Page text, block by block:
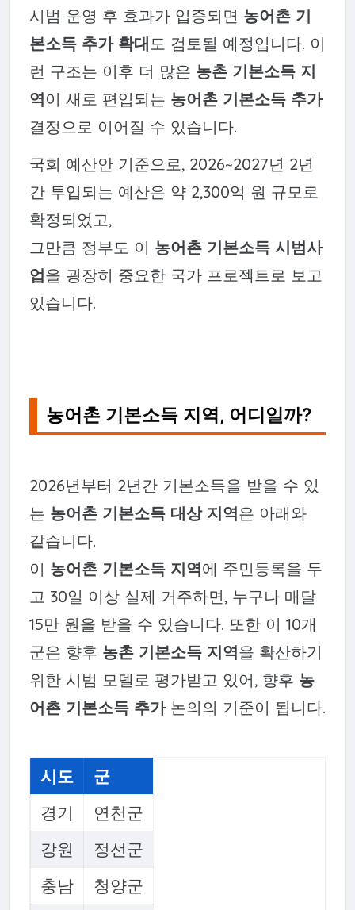
시범 운영 후 효과가 입증되면 농어촌 기
본소득 추가 확대 도 검토될 예정입니다. 이
런 구조는 이후 더 많은 농촌 기본소득 지
역이 새로 편입되는 농어촌 기본소득 추가
결정으로 이어질 수 있습니다.
국회 예산안 기준으로, 2026~2027년 2년
간 투입되는 예산은 약 2,300억 원 규모로
확정되었고,
그만큼 정부도 이 농어촌 기본소득 시범사
업을 굉장히 중요한 국가 프로젝트로 보고
있습니다.
농어촌 기본소득 지역, 어디일까?
2026년부터 2년간 기본소득을 받을 수 있
는 농어촌 기본소득 대상 지역은 아래와
같습니다.
이 농어촌 기본소득 지역에 주민등록을 두
고 30일 이상 실제 거주하면, 누구나 매달
15만 원을 받을 수 있습니다. 또한 이 10개
군은 향후 농촌 기본소득 지역을 확산하기
위한 시범 모델로 평가받고 있어, 향후 농
어촌 기본소득 추가논의의 기준이 됩니다.
시도
군
경기
연천군
강원
정선군
충남
청양군